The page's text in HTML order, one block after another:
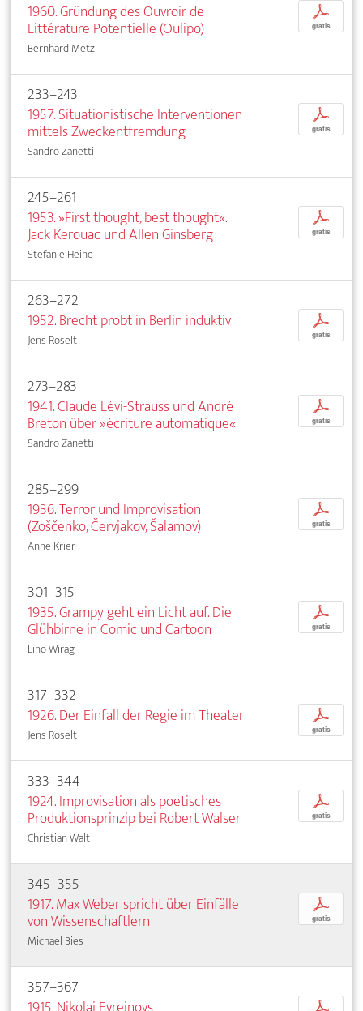
1960. Gründung des Ouvroir de
Littérature Potentielle (Oulipo)
Bernhard Metz
p
gratis
233–243
1957. Situationistische Interventionen
mittels Zweckentfremdung
Sandro Zanetti
p
gratis
245–261
1953. »First thought, best thought«.
Jack Kerouac und Allen Ginsberg
Stefanie Heine
p
gratis
263–272
1952. Brecht probt in Berlin induktiv
Jens Roselt
p
gratis
273–283
1941. Claude Lévi-Strauss und André
Breton über »écriture automatique«
Sandro Zanetti
p
gratis
285–299
1936. Terror und Improvisation
(Zoščenko, Červjakov, Šalamov)
Anne Krier
p
gratis
301–315
1935. Grampy geht ein Licht auf. Die
Glühbirne in Comic und Cartoon
Lino Wirag
p
gratis
317–332
1926. Der Einfall der Regie im Theater
Jens Roselt
p
gratis
333–344
1924. Improvisation als poetisches
Produktionsprinzip bei Robert Walser
Christian Walt
p
gratis
345–355
1917. Max Weber spricht über Einfälle
von Wissenschaftlern
Michael Bies
p
gratis
357–367
p